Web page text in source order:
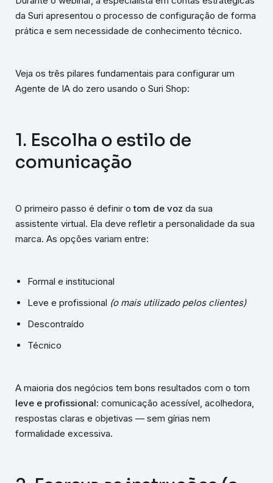
da Suri apresentou o processo de configuração de forma
prática e sem necessidade de conhecimento técnico.
Veja os três pilares fundamentais para configurar um
Agente de IA do zero usando o Suri Shop:
1. Escolha o estilo de
comunicação
O primeiro passo é definir otom de voz da sua
assistente virtual. Ela deve refletir a personalidade da sua
marca. As opções variam entre:
Formal e institucional
Leve e profissional (o mais utilizado pelos clientes)
Descontraído
Técnico
A maioria dos negócios tem bons resultados com o tom
leve e profissional: comunicação acessível, acolhedora,
respostas claras e objetivas — sem gírias nem
formalidade excessiva.